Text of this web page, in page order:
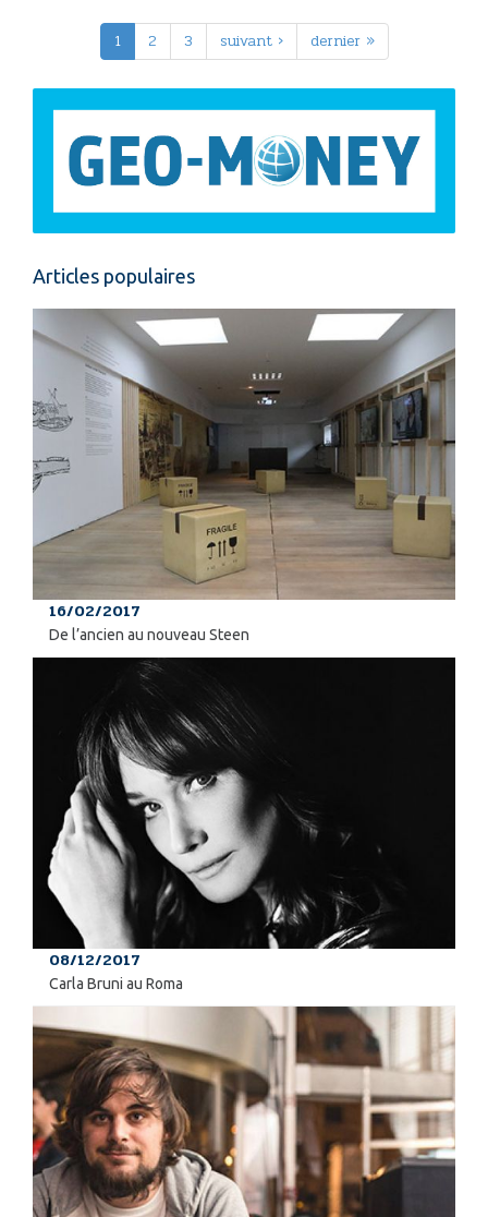
1 2 3 suivant › dernier »
Articles populaires
16/02/2017
De l’ancien au nouveau Steen
08/12/2017
Carla Bruni au Roma